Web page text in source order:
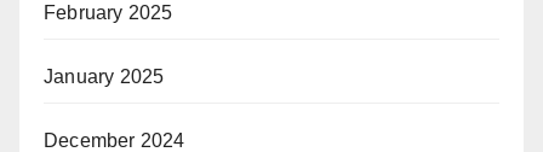
February 2025
January 2025
December 2024